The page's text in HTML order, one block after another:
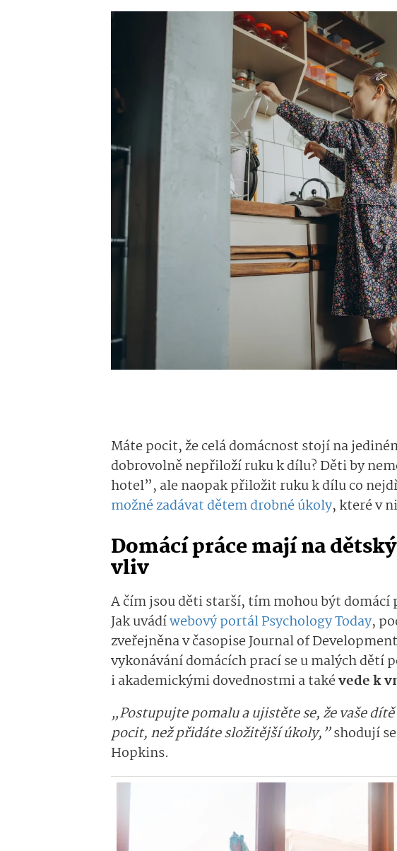
Máte pocit, že celá domácnost stojí na
dobrovolně nepřiloží ruku k dílu? Děti by
hotel”, ale naopak přiložit ruku k dílu co
možné zadávat dětem drobné úkoly, které v
Domácí práce mají na
vliv
A čím jsou děti starší, tím mohou být domácí
Jak uvádíwebový portál Psychology Today,
zveřejněna v časopise Journal of
vykonávání domácích prací se u malých dětí
i akademickými dovednostmi a takévede k
„Postupujte pomalu a ujistěte se, že vaše
pocit, než přidáte složitější úkoly,”shodují
Hopkins.